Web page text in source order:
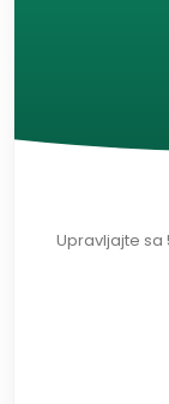
Upravljajte